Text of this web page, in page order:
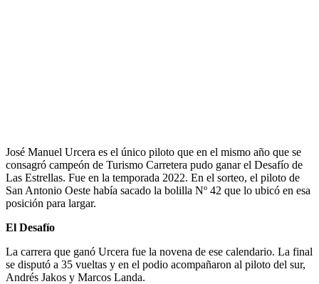
José Manuel Urcera es el único piloto que en el mismo año que se
consagró campeón de Turismo Carretera pudo ganar el Desafío de
Las Estrellas. Fue en la temporada 2022. En el sorteo, el piloto de
San Antonio Oeste había sacado la bolilla Nº 42 que lo ubicó en esa
posición para largar.
El Desafío
La carrera que ganó Urcera fue la novena de ese calendario. La final
se disputó a 35 vueltas y en el podio acompañaron al piloto del sur,
Andrés Jakos y Marcos Landa.